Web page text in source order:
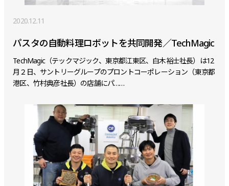
2020.12.11
パスタの自動料理ロボットを共同開発／TechMagic
TechMagic（テックマジック、東京都江東区、白木裕士社長）は12
月２日、サントリーグループのプロントコーポレーション（東京都
港区、竹村典彦社長）の店舗にパ……